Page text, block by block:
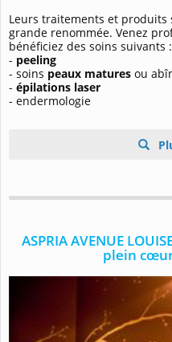
Leurs traitements et
grande renommée. Venez
bénéficiez des soins suivants :
- peeling
- soins peaux matures ou
- épilations laser
- endermologie
ASPRIA AVENUE
plein